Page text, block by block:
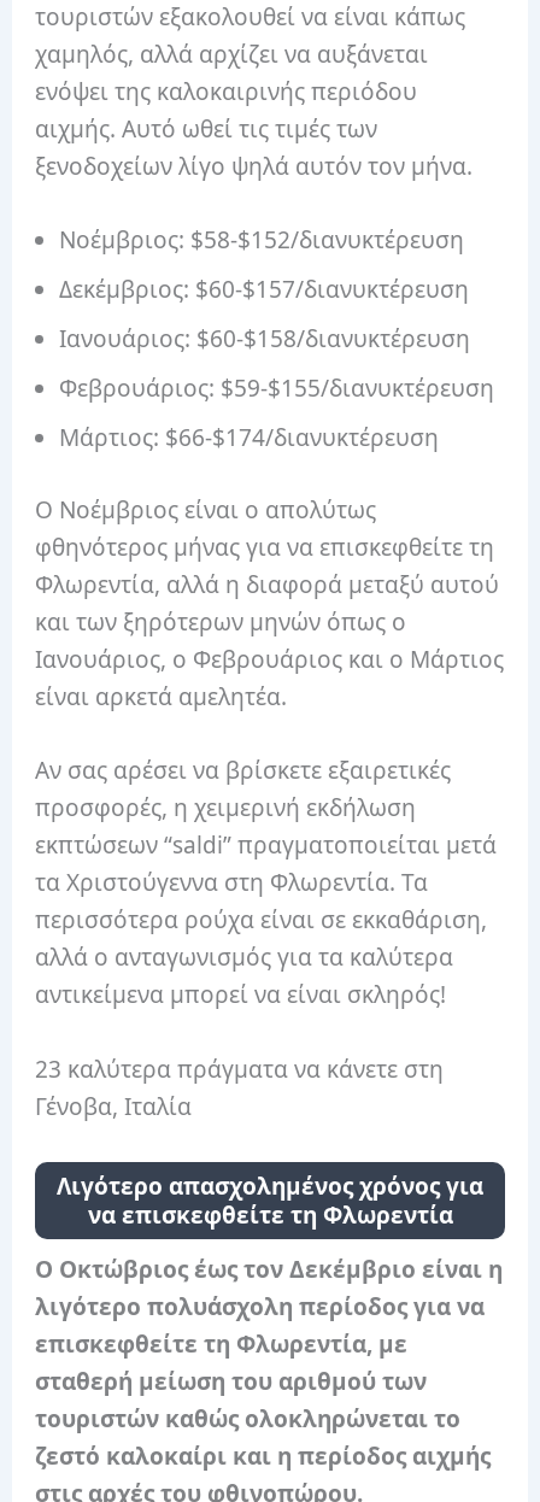
τουριστών εξακολουθεί να είναι κάπως
χαμηλός, αλλά αρχίζει να αυξάνεται
ενόψει της καλοκαιρινής περιόδου
αιχμής. Αυτό ωθεί τις τιμές των
ξενοδοχείων λίγο ψηλά αυτόν τον μήνα.
Νοέμβριος: $58-$152/διανυκτέρευση
Δεκέμβριος: $60-$157/διανυκτέρευση
Ιανουάριος: $60-$158/διανυκτέρευση
Φεβρουάριος: $59-$155/διανυκτέρευση
Μάρτιος: $66-$174/διανυκτέρευση
Ο Νοέμβριος είναι ο απολύτως
φθηνότερος μήνας για να επισκεφθείτε τη
Φλωρεντία, αλλά η διαφορά μεταξύ αυτού
και των ξηρότερων μηνών όπως ο
Ιανουάριος, ο Φεβρουάριος και ο Μάρτιος
είναι αρκετά αμελητέα.
Αν σας αρέσει να βρίσκετε εξαιρετικές
προσφορές, η χειμερινή εκδήλωση
εκπτώσεων “saldi” πραγματοποιείται μετά
τα Χριστούγεννα στη Φλωρεντία. Τα
περισσότερα ρούχα είναι σε εκκαθάριση,
αλλά ο ανταγωνισμός για τα καλύτερα
αντικείμενα μπορεί να είναι σκληρός!
23 καλύτερα πράγματα να κάνετε στη
Γένοβα, Ιταλία
Λιγότερο απασχολημένος χρόνος για
να επισκεφθείτε τη Φλωρεντία
Ο Οκτώβριος έως τον Δεκέμβριο είναι η
λιγότερο πολυάσχολη περίοδος για να
επισκεφθείτε τη Φλωρεντία, με
σταθερή μείωση του αριθμού των
τουριστών καθώς ολοκληρώνεται το
ζεστό καλοκαίρι και η περίοδος αιχμής
στις αρχές του φθινοπώρου.